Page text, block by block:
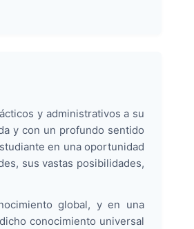
y administrativos a su
y con un profundo sentido
en una oportunidad
sus vastas posibilidades,
global, y en una
conocimiento universal